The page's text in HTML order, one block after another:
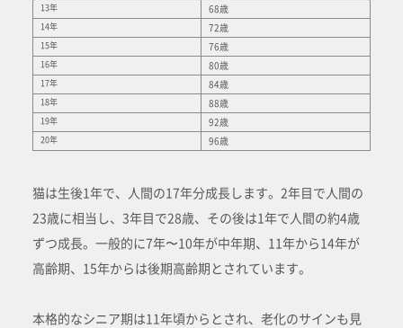
13年 68歳
14年 72歳
15年 76歳
16年 80歳
17年 84歳
18年 88歳
19年 92歳
20年 96歳
猫は生後1年で、人間の17年分成長します。2年目で人間の
23歳に相当し、3年目で28歳、その後は1年で人間の約4歳
ずつ成長。一般的に7年〜10年が中年期、11年から14年が
高齢期、15年からは後期高齢期とされています。
本格的なシニア期は11年頃からとされ、老化のサインも見